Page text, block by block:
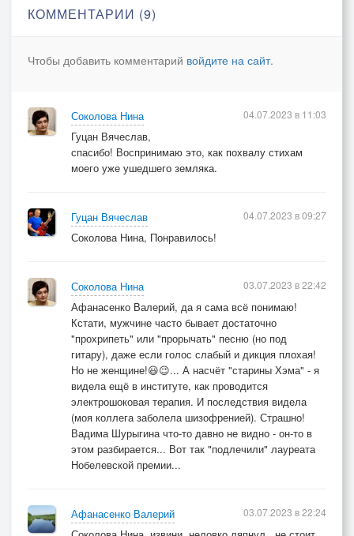
КОММЕНТАРИИ (9)
Чтобы добавить комментарий войдите на сайт.
Соколова Нина
Гуцан Вячеслав,
спасибо! Воспринимаю это, как похвалу стихам
моего уже ушедшего земляка.
04.07.2023 в 11:03
Гуцан Вячеслав
Соколова Нина, Понравилось!
04.07.2023 в 09:27
Соколова Нина
Афанасенко Валерий, да я сама всё понимаю!
Кстати, мужчине часто бывает достаточно
"прохрипеть" или "прорычать" песню (но под
гитару), даже если голос слабый и дикция плохая!
Но не женщине!😃😉... А насчёт "старины Хэма" - я
видела ещё в институте, как проводится
электрошоковая терапия. И последствия видела
(моя коллега заболела шизофренией). Страшно!
Вадима Шурыгина что-то давно не видно - он-то в
этом разбирается... Вот так "подлечили" лауреата
Нобелевской премии...
03.07.2023 в 22:42
Афанасенко Валерий
03.07.2023 в 22:24